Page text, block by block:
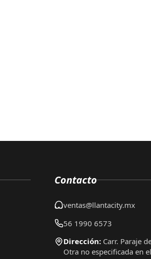
Contacto
ventas@llantacity.mx
56 1990 6573
Dirección: Carr. Paraje
Otra no especificada en